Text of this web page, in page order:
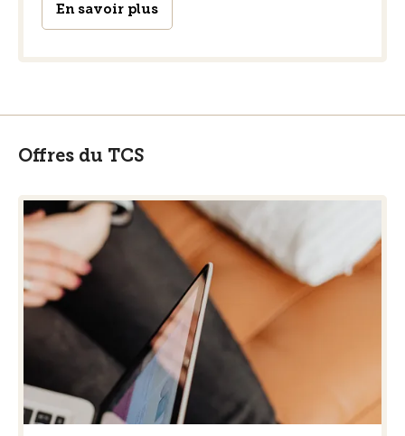
En savoir plus
Offres du TCS